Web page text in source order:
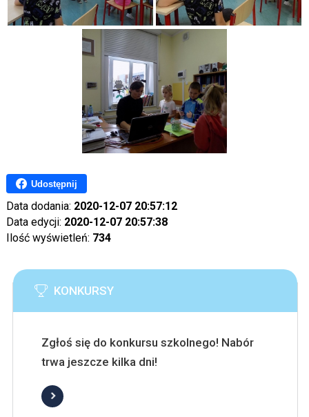
Udostępnij
Data dodania: 2020-12-07 20:57:12
Data edycji: 2020-12-07 20:57:38
Ilość wyświetleń: 734
KONKURSY
Zgłoś się do konkursu szkolnego! Nabór
trwa jeszcze kilka dni!